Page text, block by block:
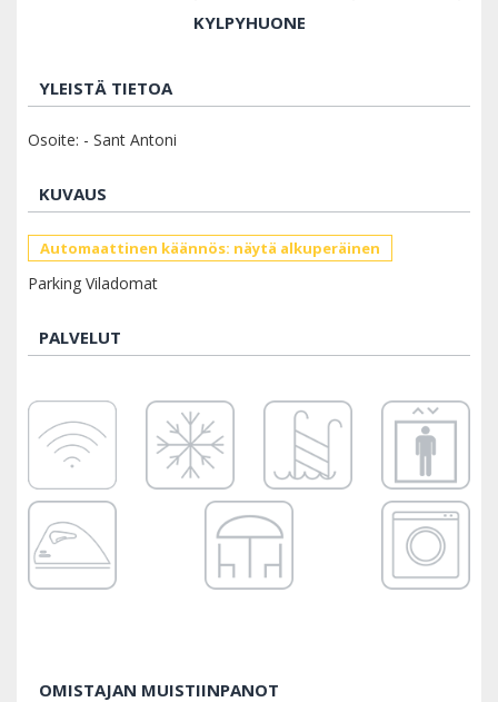
KYLPYHUONE
YLEISTÄ TIETOA
Osoite: - Sant Antoni
KUVAUS
Automaattinen käännös: näytä alkuperäinen
Parking Viladomat
PALVELUT
OMISTAJAN MUISTIINPANOT